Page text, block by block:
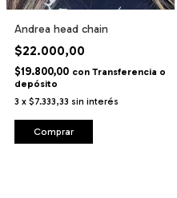
Andrea head chain
$22.000,00
$19.800,00 con Transferencia o
depósito
3 x $7.333,33 sin interés
Comprar